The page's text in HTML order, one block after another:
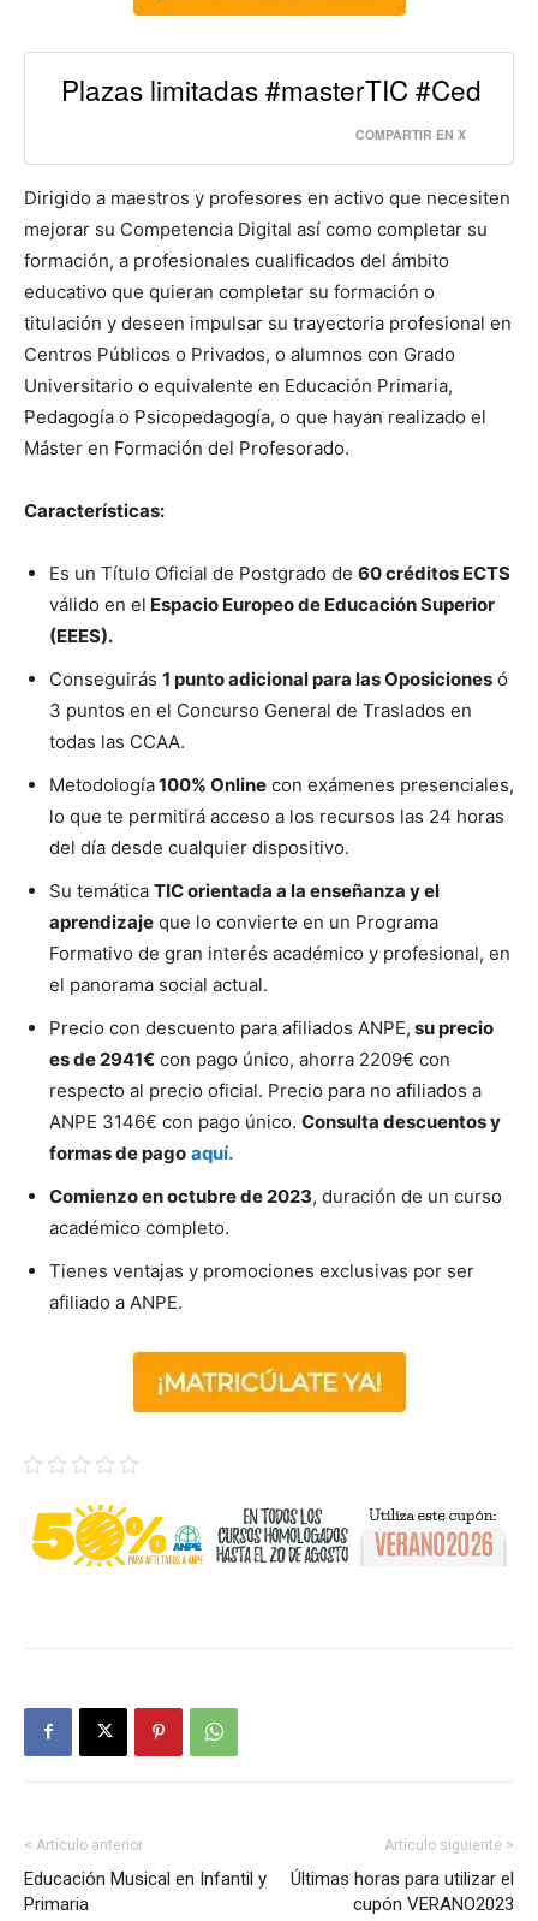
Plazas limitadas #masterTIC #Ced
COMPARTIR EN X
Dirigido a maestros y profesores en activo que necesiten
mejorar su Competencia Digital así como completar su
formación, a profesionales cualificados del ámbito
educativo que quieran completar su formación o
titulación y deseen impulsar su trayectoria profesional en
Centros Públicos o Privados, o alumnos con Grado
Universitario o equivalente en Educación Primaria,
Pedagogía o Psicopedagogía, o que hayan realizado el
Máster en Formación del Profesorado.
Características:
Es un Título Oficial de Postgrado de 60 créditos ECTS
válido en el Espacio Europeo de Educación Superior
(EEES).
Conseguirás 1 punto adicional para las Oposiciones ó
3 puntos en el Concurso General de Traslados en
todas las CCAA.
Metodología100% Online con exámenes presenciales,
lo que te permitirá acceso a los recursos las 24 horas
del día desde cualquier dispositivo.
Su temática TIC orientada a la enseñanza y el
aprendizaje que lo convierte en un Programa
Formativo de gran interés académico y profesional, en
el panorama social actual.
Precio con descuento para afiliados ANPE, su precio
es de 2941€ con pago único, ahorra 2209€ con
respecto al precio oficial. Precio para no afiliados a
ANPE 3146€ con pago único. Consulta descuentos y
formas de pago aquí.
Comienzo en octubre de 2023, duración de un curso
académico completo.
Tienes ventajas y promociones exclusivas por ser
afiliado a ANPE.
< Artículo anterior
Educación Musical en Infantil y
Primaria
Artículo siguiente >
Últimas horas para utilizar el
cupón VERANO2023